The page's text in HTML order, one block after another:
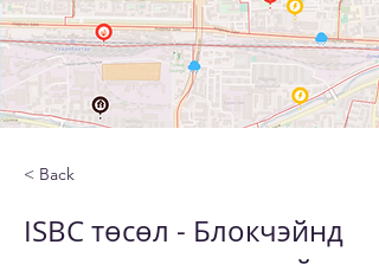
< Back
ISBC төсөл - Блокчэйнд